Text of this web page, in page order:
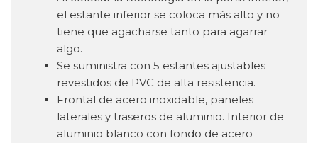
el estante inferior se coloca más alto y no
tiene que agacharse tanto para agarrar
algo.
Se suministra con 5 estantes ajustables
revestidos de PVC de alta resistencia.
Frontal de acero inoxidable, paneles
laterales y traseros de aluminio. Interior de
aluminio blanco con fondo de acero